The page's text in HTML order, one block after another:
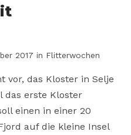
2017 in Flitterwochen
vor, das Kloster in Selje
das erste Kloster
einen in einer 20
auf die kleine Insel